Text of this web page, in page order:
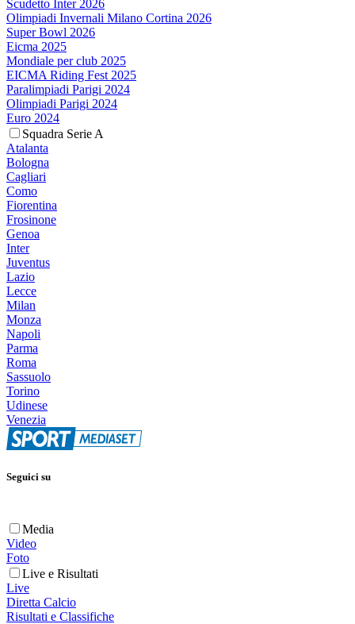
Scudetto Inter 2026
Olimpiadi Invernali Milano Cortina 2026
Super Bowl 2026
Eicma 2025
Mondiale per club 2025
EICMA Riding Fest 2025
Paralimpiadi Parigi 2024
Olimpiadi Parigi 2024
Euro 2024
Squadra Serie A
Atalanta
Bologna
Cagliari
Como
Fiorentina
Frosinone
Genoa
Inter
Juventus
Lazio
Lecce
Milan
Monza
Napoli
Parma
Roma
Sassuolo
Torino
Udinese
Venezia
Seguici su
Media
Video
Foto
Live e Risultati
Live
Diretta Calcio
Risultati e Classifiche